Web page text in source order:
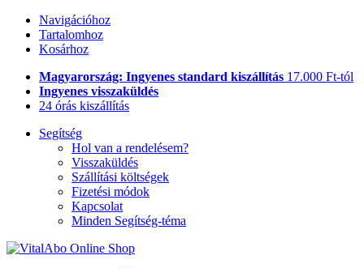
Navigációhoz
Tartalomhoz
Kosárhoz
Magyarország: Ingyenes standard kiszállítás 17.000 Ft-tól
Ingyenes visszaküldés
24 órás kiszállítás
Segítség
Hol van a rendelésem?
Visszaküldés
Szállítási költségek
Fizetési módok
Kapcsolat
Minden Segítség-téma